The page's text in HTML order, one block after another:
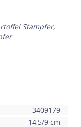
Stampfer,
3409179
14,5/9 cm